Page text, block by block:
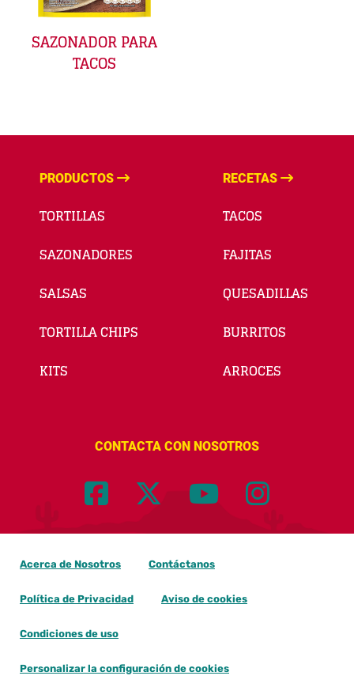
SAZONADOR PARA
TACOS
PRODUCTOS
TORTILLAS
SAZONADORES
SALSAS
TORTILLA CHIPS
KITS
RECETAS
TACOS
FAJITAS
QUESADILLAS
BURRITOS
ARROCES
CONTACTA CON NOSOTROS
Acerca de Nosotros Contáctanos
Política de Privacidad Aviso de cookies
Condiciones de uso
Personalizar la configuración de cookies